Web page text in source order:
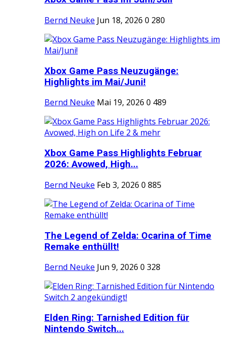
Bernd Neuke Jun 18, 2026 0 280
Xbox Game Pass Neuzugänge:
Highlights im Mai/Juni!
Bernd Neuke Mai 19, 2026 0 489
Xbox Game Pass Highlights Februar
2026: Avowed, High...
Bernd Neuke Feb 3, 2026 0 885
The Legend of Zelda: Ocarina of Time
Remake enthüllt!
Bernd Neuke Jun 9, 2026 0 328
Elden Ring: Tarnished Edition für
Nintendo Switch...